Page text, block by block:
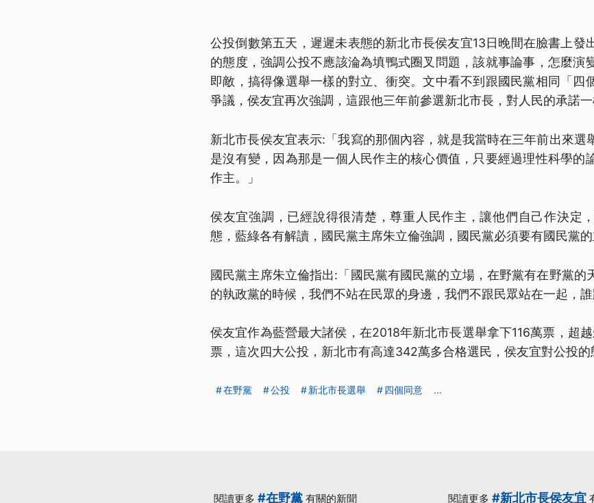
公投倒數第五天，遲遲未表態的新北市長侯友宜13日晚間在臉書上發
的態度，強調公投不應該淪為填鴨式圈叉問題，該就事論事，怎麼演
即敵，搞得像選舉一樣的對立、衝突。文中看不到跟國民黨相同「四
爭議，侯友宜再次強調，這跟他三年前參選新北市長，對人民的承諾一
新北市長侯友宜表示:「我寫的那個內容，就是我當時在三年前出來選
是沒有變，因為那是一個人民作主的核心價值，只要經過理性科學的
作主。」
侯友宜強調，已經說得很清楚，尊重人民作主，讓他們自己作決定
態，藍綠各有解讀，國民黨主席朱立倫強調，國民黨必須要有國民黨的
國民黨主席朱立倫指出:「國民黨有國民黨的立場，在野黨有在野黨的
的執政黨的時候，我們不站在民眾的身邊，我們不跟民眾站在一起，誰
侯友宜作為藍營最大諸侯，在2018年新北市長選舉拿下116萬票，超
票，這次四大公投，新北市有高達342萬多合格選民，侯友宜對公投的
在野黨 公投 新北市長選舉 四個同意 ...
閱讀更多 #在野黨 有關的新聞 閱讀更多 #新北市長侯友宜